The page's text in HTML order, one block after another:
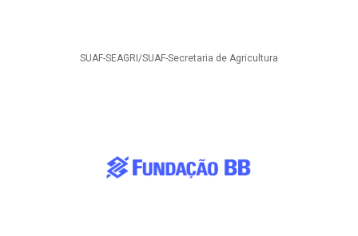
SUAF-SEAGRI/SUAF-Secretaria de Agricultura